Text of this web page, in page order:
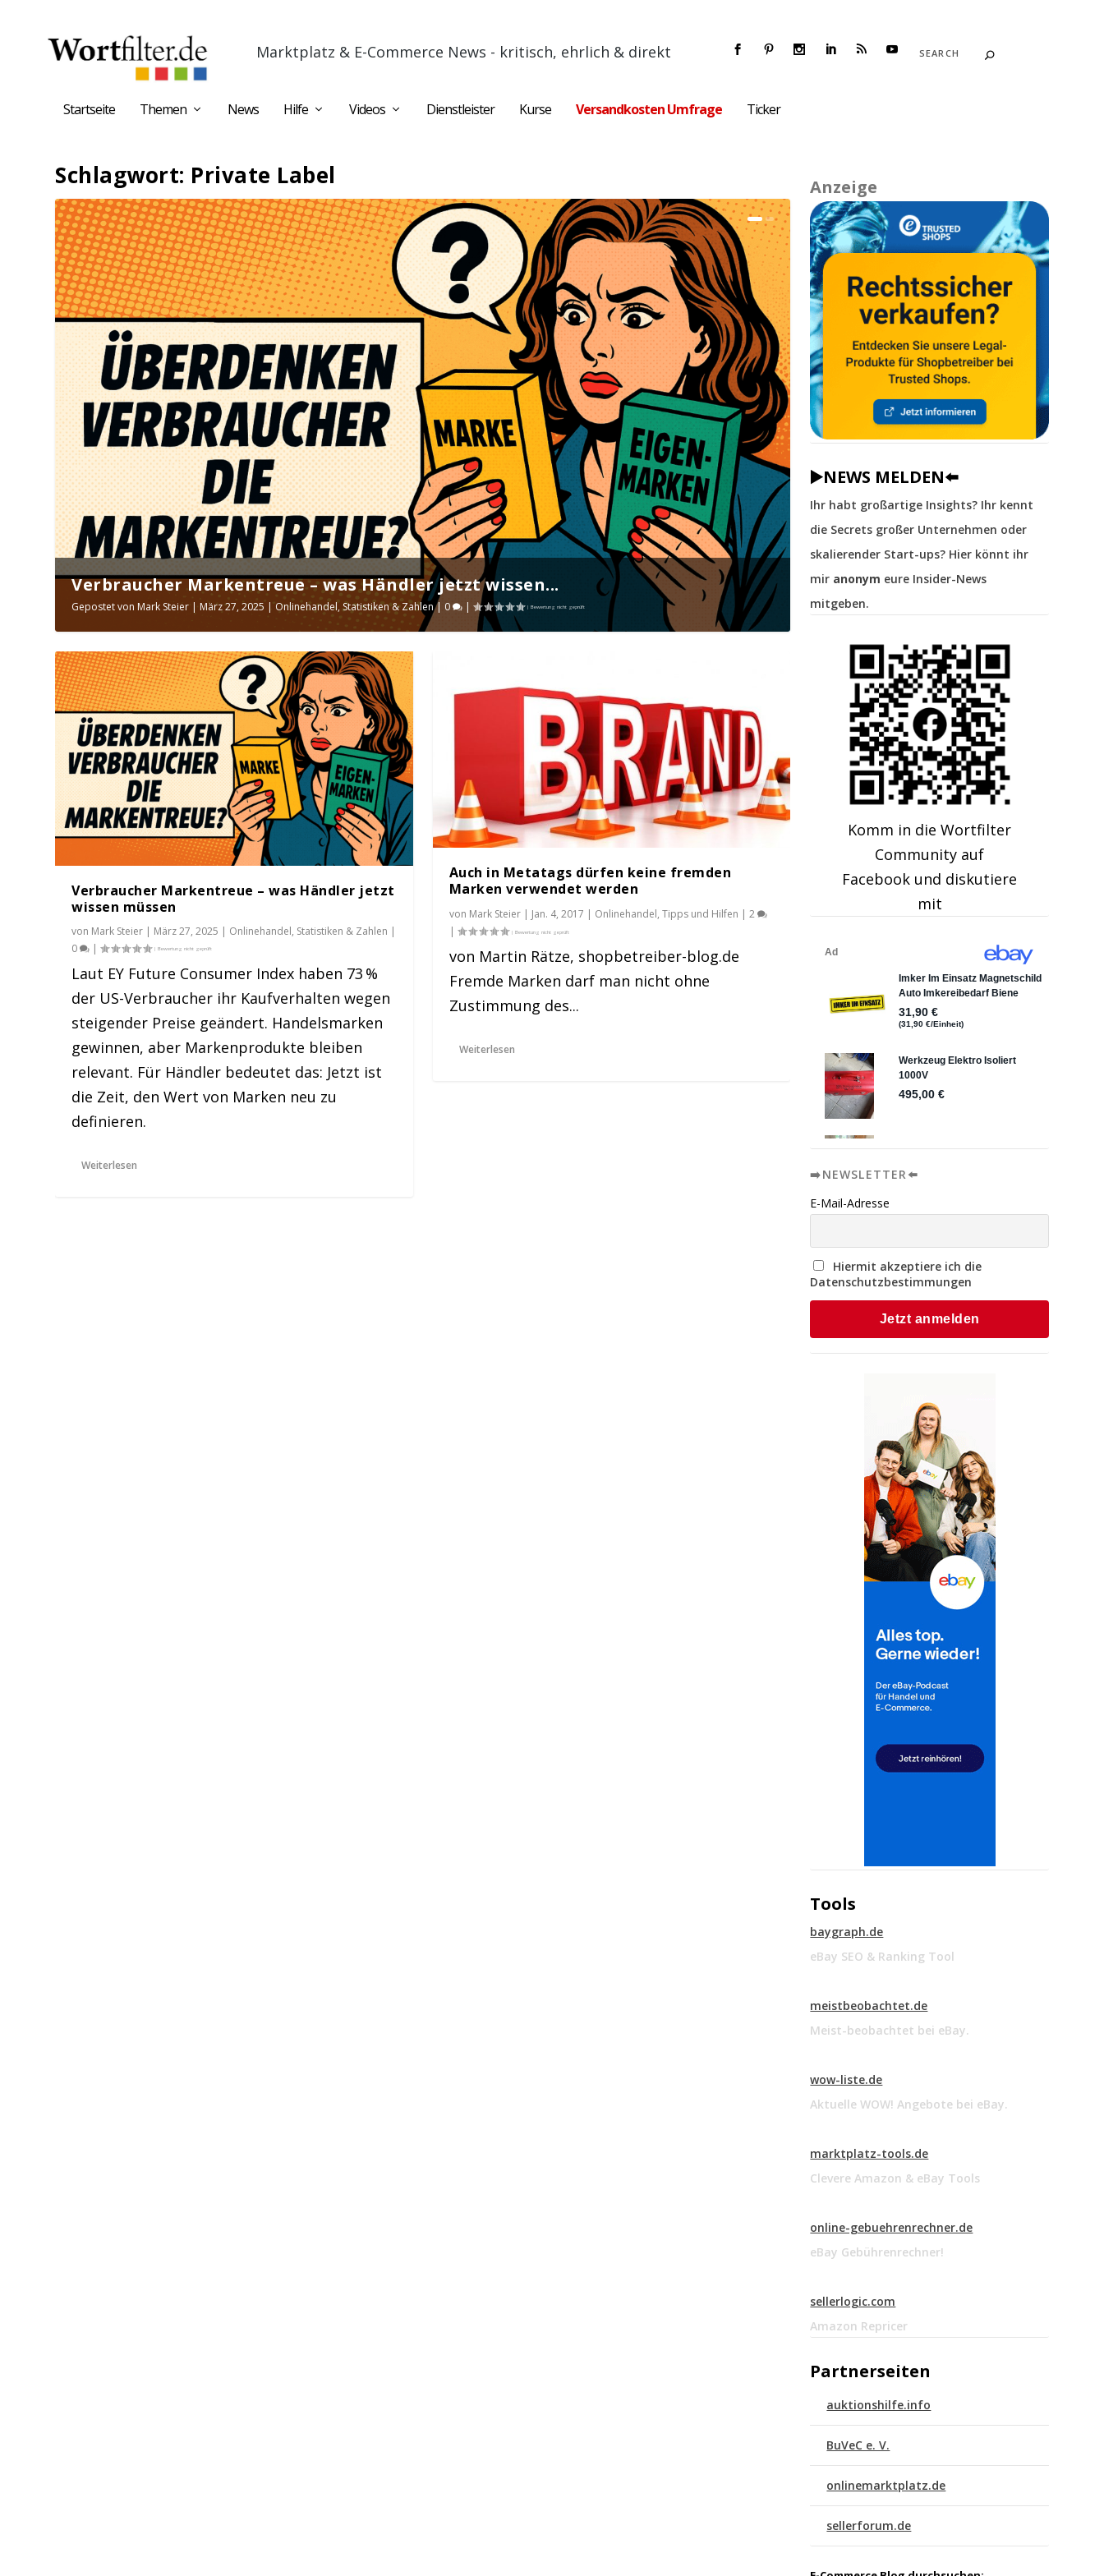
Marktplatz & E-Commerce News - kritisch, ehrlich & direkt
Startseite Themen News Hilfe Videos Dienstleister Kurse Versandkosten Umfrage Ticker
Schlagwort: Private Label
Verbraucher Markentreue – was Händler jetzt wissen...
Gepostet von Mark Steier | März 27, 2025 |Onlinehandel,Statistiken & Zahlen| 0 |
Auch in Metatags dürfen keine fremden Marken verwe...
Mark Steier Jan. 4, 2017 Onlinehandel Tipps und Hilfen
Verbraucher Markentreue – was Händler jetzt
wissen müssen
von Mark Steier | März 27, 2025 | Onlinehandel, Statistiken & Zahlen |
0
|
Laut EY Future Consumer Index haben 73 %
der US-Verbraucher ihr Kaufverhalten wegen
steigender Preise geändert. Handelsmarken
gewinnen, aber Markenprodukte bleiben
relevant. Für Händler bedeutet das: Jetzt ist
die Zeit, den Wert von Marken neu zu
definieren.
Weiterlesen
Auch in Metatags dürfen keine fremden
Marken verwendet werden
von Mark Steier| Jan. 4, 2017 | Onlinehandel, Tipps und Hilfen | 2
|
von Martin Rätze, shopbetreiber-blog.de
Fremde Marken darf man nicht ohne
Zustimmung des...
Weiterlesen
Anzeige
▶️NEWS MELDEN⬅️
Ihr habt großartige Insights? Ihr kennt
die Secrets großer Unternehmen oder
skalierender Start-ups? Hier könnt ihr
mir anonym eure Insider-News
mitgeben.
Komm in die Wortfilter
Community auf
Facebook und diskutiere
mit
➡️NEWSLETTER⬅️
E-Mail-Adresse
Hiermit akzeptiere ich die
Datenschutzbestimmungen
Tools
baygraph.de
eBay SEO & Ranking Tool
meistbeobachtet.de
Meist-beobachtet bei eBay.
wow-liste.de
Aktuelle WOW! Angebote bei eBay.
marktplatz-tools.de
Clevere Amazon & eBay Tools
online-gebuehrenrechner.de
eBay Gebührenrechner!
sellerlogic.com
Amazon Repricer
Partnerseiten
auktionshilfe.info
BuVeC e. V.
onlinemarktplatz.de
sellerforum.de